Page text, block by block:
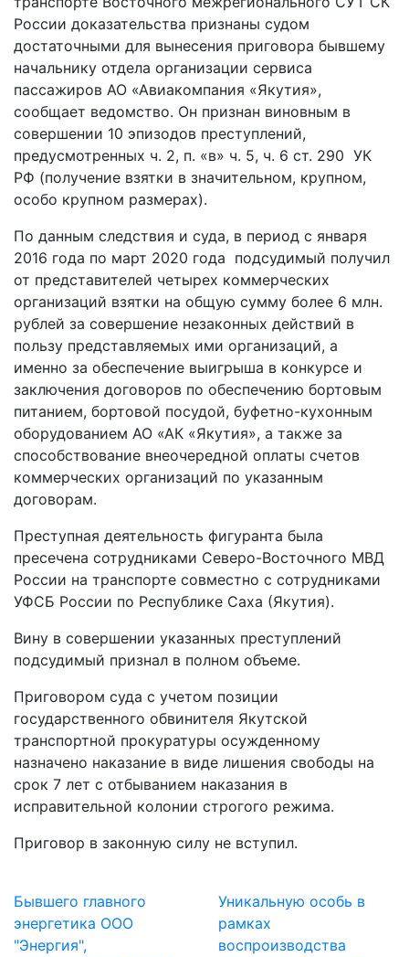
России доказательства признаны судом
достаточными для вынесения приговора бывшему
начальнику отдела организации сервиса
пассажиров АО «Авиакомпания «Якутия»,
сообщает ведомство. Он признан виновным в
совершении 10 эпизодов преступлений,
предусмотренных ч. 2, п. «в» ч. 5, ч. 6 ст. 290 УК
РФ (получение взятки в значительном, крупном,
особо крупном размерах).
По данным следствия и суда, в период с января
2016 года по март 2020 года подсудимый получил
от представителей четырех коммерческих
организаций взятки на общую сумму более 6 млн.
рублей за совершение незаконных действий в
пользу представляемых ими организаций, а
именно за обеспечение выигрыша в конкурсе и
заключения договоров по обеспечению бортовым
питанием, бортовой посудой, буфетно-кухонным
оборудованием АО «АК «Якутия», а также за
способствование внеочередной оплаты счетов
коммерческих организаций по указанным
договорам.
Преступная деятельность фигуранта была
пресечена сотрудниками Северо-Восточного МВД
России на транспорте совместно с сотрудниками
УФСБ России по Республике Саха (Якутия).
Вину в совершении указанных преступлений
подсудимый признал в полном объеме.
Приговором суда с учетом позиции
государственного обвинителя Якутской
транспортной прокуратуры осужденному
назначено наказание в виде лишения свободы на
срок 7 лет с отбыванием наказания в
исправительной колонии строгого режима.
Приговор в законную силу не вступил.
Бывшего главного
энергетика ООО
"Энергия",
Уникальную особь в
рамках
воспроизводства